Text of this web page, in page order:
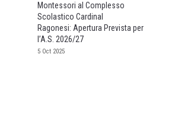
Montessori al Complesso
Scolastico Cardinal
Ragonesi: Apertura Prevista per
l’A.S. 2026/27
5 Oct 2025